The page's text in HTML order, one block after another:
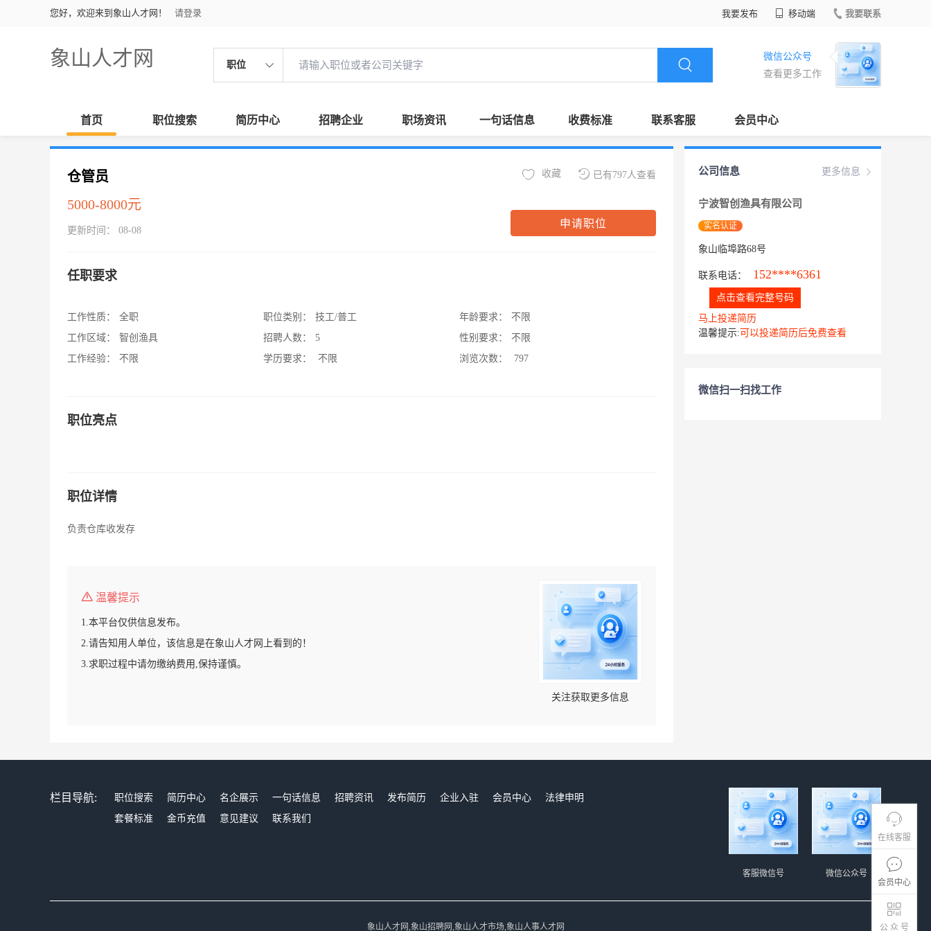
您好，欢迎来到象山人才网！ 请登录 我要发布 移动端 我要联系
象山人才网 职位
微信公众号
查看更多工作
首页 职位搜索 简历中心 招聘企业 职场资讯 一句话信息 收费标准 联系客服 会员中心
在线客服
会员中心
公 众 号
仓管员
5000-8000元
更新时间： 08-08
已有797人查看
收藏
申请职位
任职要求
工作性质：
全职
工作区域：
智创渔具
工作经验：
不限
职位类别：
技工/普工
招聘人数：
5
学历要求：
不限
年龄要求：
不限
性别要求：
不限
浏览次数：
797
职位亮点
职位详情
负责仓库收发存
温馨提示
1.本平台仅供信息发布。
2.请告知用人单位，该信息是在象山人才网上看到的！
3.求职过程中请勿缴纳费用,保持谨慎。
关注获取更多信息
更多信息
公司信息
宁波智创渔具有限公司
实名认证
象山临埠路68号
联系电话： 152****6361
点击查看完整号码
马上投递简历
温馨提示: 可以投递简历后免费查看
微信扫一扫找工作
栏目导航: 职位搜索 简历中心 名企展示 一句话信息 招聘资讯 发布简历 企业入驻 会员中心
法律申明
套餐标准
金币充值 意见建议 联系我们
微信公众号
客服微信号
象山人才网,象山招聘网,象山人才市场,象山人事人才网